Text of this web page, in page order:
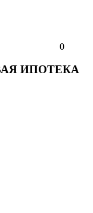
0
ИПОТЕКА